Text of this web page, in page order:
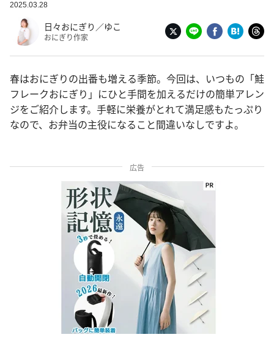
2025.03.28
日々おにぎり／ゆこ
おにぎり作家
春はおにぎりの出番も増える季節。今回は、いつもの「鮭
フレークおにぎり」にひと手間を加えるだけの簡単アレン
ジをご紹介します。手軽に栄養がとれて満足感もたっぷり
なので、お弁当の主役になること間違いなしですよ。
広告